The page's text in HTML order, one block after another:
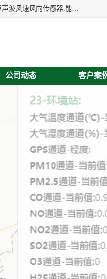
富奥通科技主营：气象五参数,气象六要素,微型自动气象站,网格化空气质量监测仪,六要素自动气象站,超声波风速风向传感器,能见度仪,大气微型站,交通自动气象站,高速路面结冰监测,路面状况传感器等。
公司动态 客户案